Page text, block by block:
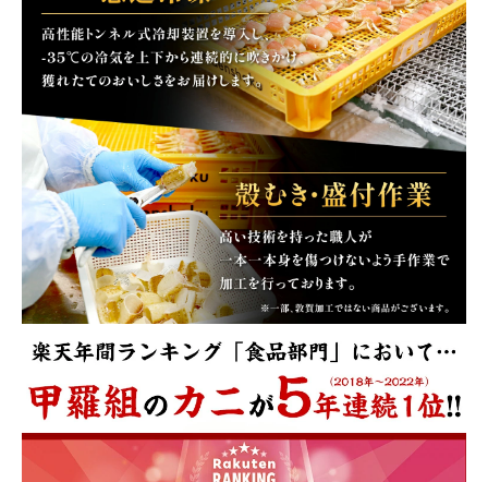
close
注文終了後の変更・キャンセルはお受けできません。
(必
須)
領収書・納品書等は一切同封しておりません。領収書は購入履歴
から印刷してご利用ください。